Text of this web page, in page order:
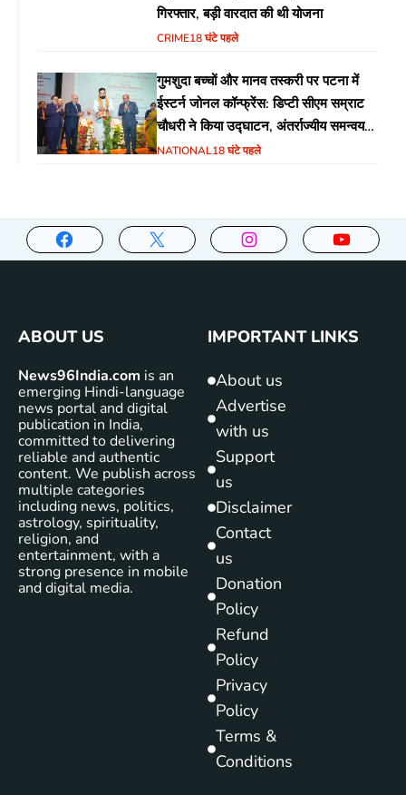
गिरफ्तार, बड़ी वारदात की थी योजना
CRIME18 घंटे पहले
गुमशुदा बच्चों और मानव तस्करी पर पटना में
ईस्टर्न जोनल कॉन्फ्रेंस: डिप्टी सीएम सम्राट
चौधरी ने किया उद्घाटन, अंतर्राज्यीय समन्वय
पर जोर
NATIONAL18 घंटे पहले
ABOUT US
News96India.com is an
emerging Hindi-language
news portal and digital
publication in India,
committed to delivering
reliable and authentic
content. We publish across
multiple categories
including news, politics,
astrology, spirituality,
religion, and
entertainment, with a
strong presence in mobile
and digital media.
IMPORTANT LINKS
About us
Advertise
with us
Support
us
Disclaimer
Contact
us
Donation
Policy
Refund
Policy
Privacy
Policy
Terms &
Conditions